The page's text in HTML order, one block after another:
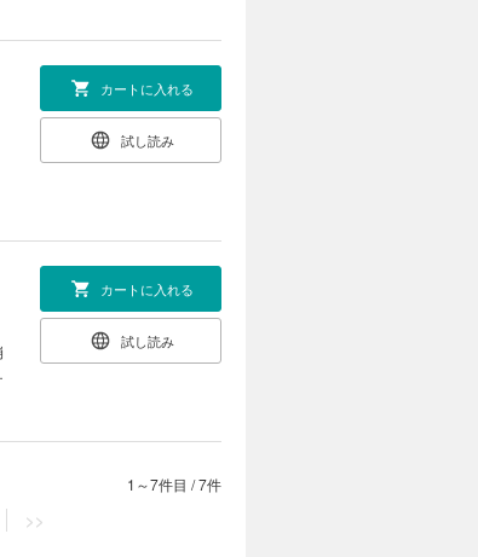
カートに入れる
試し読み
カートに入れる
試し読み
1～7件目 /7件
>>